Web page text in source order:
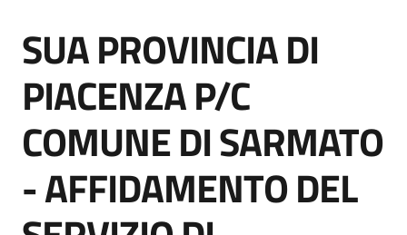
di
acquisto
Supporto
Piattaforme
telematiche
Salta al contenuto
SUA PROVINCIA DI
PIACENZA P/C
COMUNE DI SARMATO
- AFFIDAMENTO DEL